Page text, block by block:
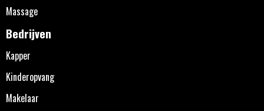
Massage
Bedrijven
Kapper
Kinderopvang
Makelaar